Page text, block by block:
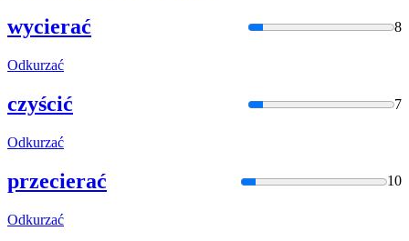
wycierać 8
Odkurzać
czyścić 7
Odkurzać
przecierać 10
Odkurzać